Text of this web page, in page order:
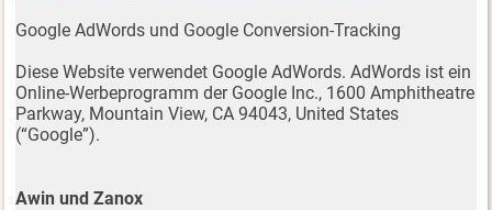
Google AdWords und Google Conversion-Tracking
Diese Website verwendet Google AdWords. AdWords ist ein
Online-Werbeprogramm der Google Inc., 1600 Amphitheatre
Parkway, Mountain View, CA 94043, United States
(“Google”).
Awin und Zanox